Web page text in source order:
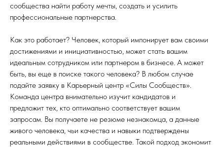
сообщества найти работу мечты, создать и усилить
профессиональные партнерства.
Как это работает? Человек, который импонирует вам своими
достижениями и инициативностью, может стать вашим
идеальным сотрудником или партнером в бизнесе. А может
быть, вы еще в поиске такого человека? В любом случае
подайте заявку в Карьерный центр «Силы Сообществ».
Команда центра внимательно изучит кандидатов и
предложит тех, кто оптимально соответствует вашим
запросам. Вы получаете не резюме незнакомца, а данные
живого человека, чьи качества и навыки подтверждены
реальными действиями в сообществе. Такой подход экономит